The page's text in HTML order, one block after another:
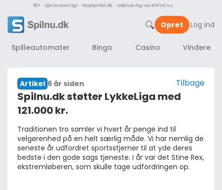
18+ Spil ansvarligt StopSpillet.dk Udeluk dig via ROFUS.nu
Opret Log ind
Spilleautomater Bingo Casino Vindere
Artikel 6 år siden Tilbage
Spilnu.dk støtter LykkeLiga med
121.000 kr.
Traditionen tro samler vi hvert år penge ind til
velgørenhed på en helt særlig måde. Vi har nemlig de
seneste år udfordret sportsstjerner til at yde deres
bedste i den gode sags tjeneste. I år var det Stine Rex,
ekstremløberen, som skulle tage udfordringen op.